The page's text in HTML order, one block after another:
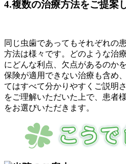
4.複数の治療方法をご提案
同じ虫歯であってもそれぞれの
方法は様々です。どのような治
にどんな利点、欠点があるのか
保険が適用できない治療も含め
てはすべて分かりやすくご説明
をご理解いただいた上で、患者
をお選びいただきます。